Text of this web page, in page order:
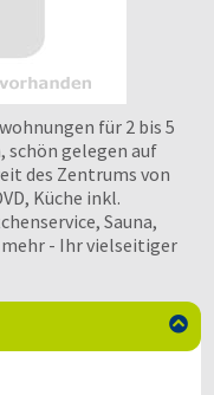
für 2 bis 5
schön gelegen auf
des Zentrums von
Küche inkl.
Sauna,
- Ihr vielseitiger
